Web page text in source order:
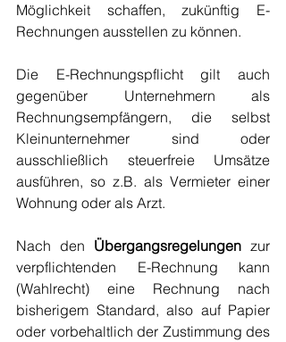
Möglichkeit schaffen, zukünftig E-
Rechnungen ausstellen zu können.
Die E-Rechnungspflicht gilt auch
gegenüber Unternehmern als
Rechnungsempfängern, die selbst
Kleinunternehmer sind oder
ausschließlich steuerfreie Umsätze
ausführen, so z.B. als Vermieter einer
Wohnung oder als Arzt.
Nach den Übergangsregelungen zur
verpflichtenden E-Rechnung kann
(Wahlrecht) eine Rechnung nach
bisherigem Standard, also auf Papier
oder vorbehaltlich der Zustimmung des